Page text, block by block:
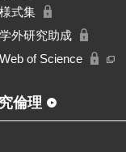
式集
外研究助成
of Science
倫理